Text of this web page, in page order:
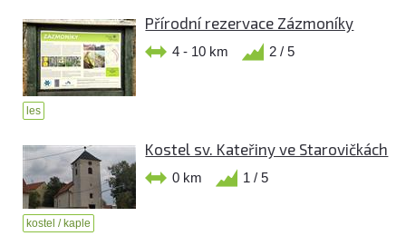
Přírodní rezervace Zázmoníky
4 - 10 km 2 / 5
les
Kostel sv. Kateřiny ve Starovičkách
0 km 1 / 5
kostel / kaple